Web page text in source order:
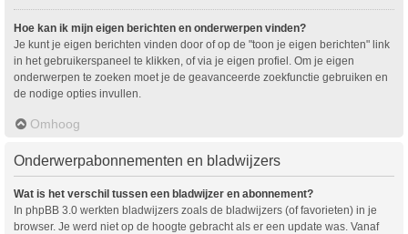
Hoe kan ik mijn eigen berichten en onderwerpen vinden?
Je kunt je eigen berichten vinden door of op de "toon je eigen berichten" link
in het gebruikerspaneel te klikken, of via je eigen profiel. Om je eigen
onderwerpen te zoeken moet je de geavanceerde zoekfunctie gebruiken en
de nodige opties invullen.
Omhoog
Onderwerpabonnementen en bladwijzers
Wat is het verschil tussen een bladwijzer en abonnement?
In phpBB 3.0 werkten bladwijzers zoals de bladwijzers (of favorieten) in je
browser. Je werd niet op de hoogte gebracht als er een update was. Vanaf